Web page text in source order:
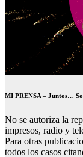
MI PRENSA – Juntos…
No se autoriza la
impresos, radio y
Para otras
todos los casos